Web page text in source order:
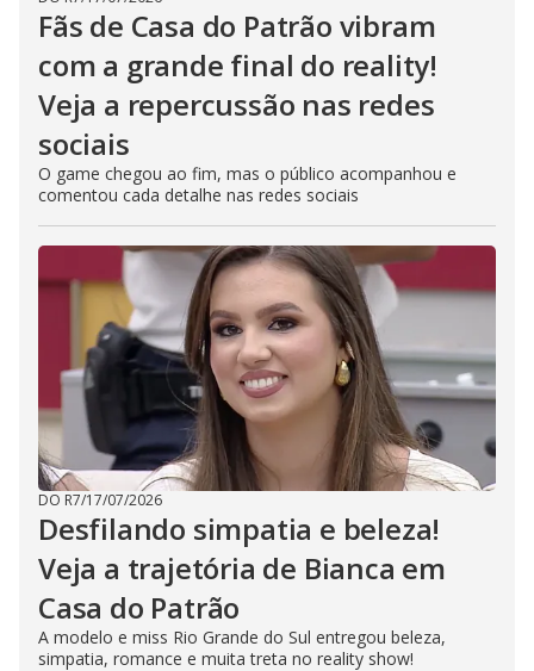
Fãs de Casa do Patrão vibram
com a grande final do reality!
Veja a repercussão nas redes
sociais
O game chegou ao fim, mas o público acompanhou e
comentou cada detalhe nas redes sociais
DO R7/17/07/2026
Desfilando simpatia e beleza!
Veja a trajetória de Bianca em
Casa do Patrão
A modelo e miss Rio Grande do Sul entregou beleza,
simpatia, romance e muita treta no reality show!